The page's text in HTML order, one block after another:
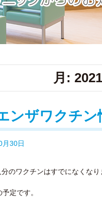
月:
ンザワクチン
月30日
のワクチンはすでになくなり
定です。